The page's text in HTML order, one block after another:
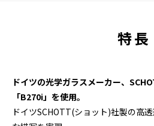
特長
ドイツの光学ガラスメーカー、
「B270i」を使用。
ドイツSCHOTT(ショット)社製の高